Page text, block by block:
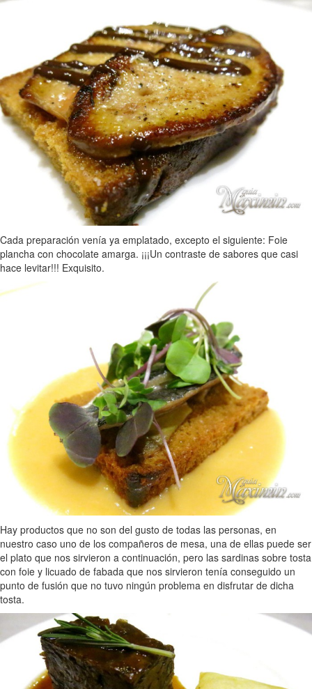
Cada preparación venía ya emplatado, excepto el siguiente: Foie
plancha con chocolate amarga. ¡¡¡Un contraste de sabores que casi
hace levitar!!! Exquisito.
Hay productos que no son del gusto de todas las personas, en
nuestro caso uno de los compañeros de mesa, una de ellas puede ser
el plato que nos sirvieron a continuación, pero las sardinas sobre tosta
con foie y licuado de fabada que nos sirvieron tenía conseguido un
punto de fusión que no tuvo ningún problema en disfrutar de dicha
tosta.